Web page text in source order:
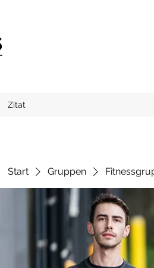
Zitat
Start Gruppen